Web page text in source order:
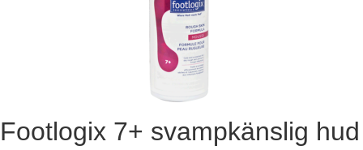
Footlogix 7+ svampkänslig hud